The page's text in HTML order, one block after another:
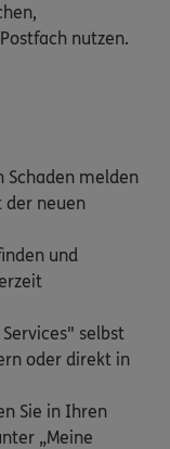
nutzen.
Schaden melden
der neuen
und
selbst
oder direkt in
Sie in Ihren
„Meine